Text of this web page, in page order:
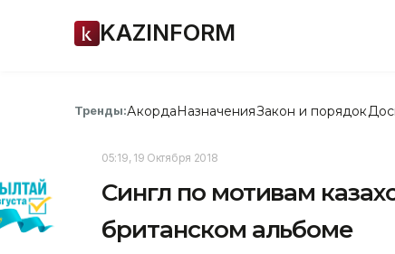
KAZINFORM
Тренды:АкордаНазначенияЗакон и порядок
05:19, 19 Октября 2018
Сингл по мотивам
британском альбоме